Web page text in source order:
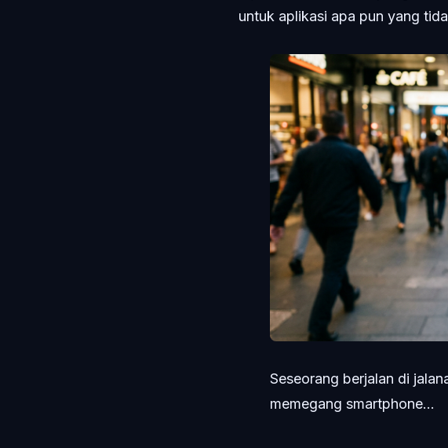
untuk aplikasi apa pun yang
Seseorang berjalan di
memegang smartphone...